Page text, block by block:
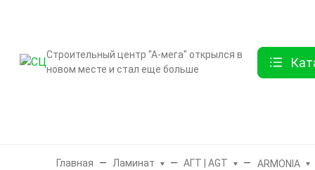
Строительный центр "А-мега" открылся в
новом месте и стал еще больше
Главная Ламинат АГТ | AGT ARMONIA